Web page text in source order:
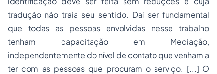
tradução não traia seu sentido. Daí ser fundamental
que todas as pessoas envolvidas nesse trabalho
tenham capacitação em Mediação,
independentemente do nível de contato que venham a
ter com as pessoas que procuram o serviço. [...] O